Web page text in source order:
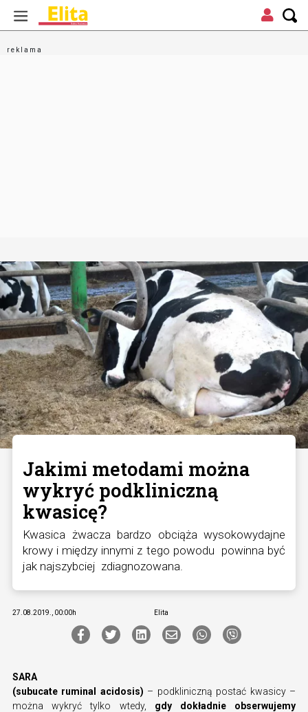
Jakimi metodami można
wykryć podkliniczną
kwasicę?
Kwasica żwacza bardzo obciąża wysokowydajne
krowy i między innymi z tego powodu powinna być
jak najszybciej zdiagnozowana.
27.08.2019., 00:00h Elita
SARA
(subucate ruminal acidosis) – podkliniczną postać kwasicy –
można wykryć tylko wtedy, gdy dokładnie obserwujemy